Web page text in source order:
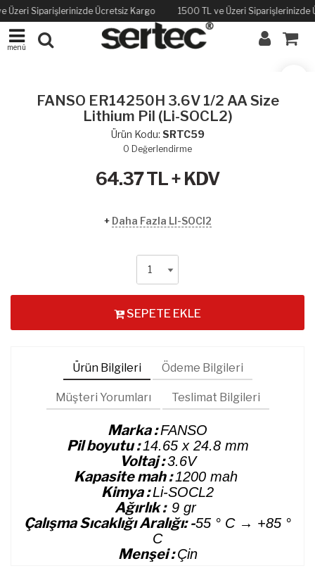
Üzeri Siparişlerinizde Ücretsiz Kargo 1500 TL ve Üzeri Siparişlerinizde
menü
FANSO ER14250H 3.6V 1/2 AA Size
Lithium Pil (Li-SOCL2)
Ürün Kodu: SRTC59
0 Değerlendirme
64.37TL + KDV
+ Daha Fazla LI-SOCI2
SEPETE EKLE
Ürün Bilgileri Ödeme Bilgileri
Müşteri Yorumları Teslimat Bilgileri
Marka :FANSO
Pil boyutu :14.65 x 24.8 mm
Voltaj :3.6V
Kapasite mah :1200 mah
Kimya :Li-SOCL2
Ağırlık : 9 gr
Çalışma Sıcaklığı Aralığı:-55 ° C → +85 °
C
Menşei :Çin